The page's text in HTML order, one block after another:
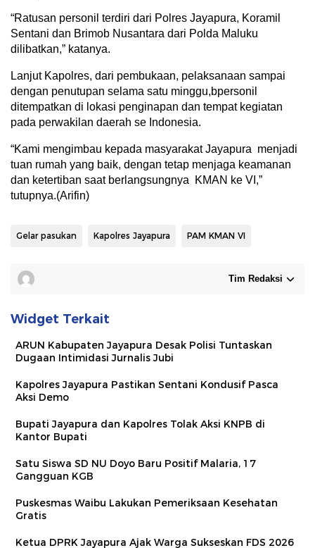
“Ratusan personil terdiri dari Polres Jayapura, Koramil
Sentani dan Brimob Nusantara dari Polda Maluku
dilibatkan,” katanya.
Lanjut Kapolres, dari pembukaan, pelaksanaan sampai
dengan penutupan selama satu minggu,bpersonil
ditempatkan di lokasi penginapan dan tempat kegiatan
pada perwakilan daerah se Indonesia.
“Kami mengimbau kepada masyarakat Jayapura menjadi
tuan rumah yang baik, dengan tetap menjaga keamanan
dan ketertiban saat berlangsungnya KMAN ke VI,”
tutupnya.(Arifin)
Gelar pasukan Kapolres Jayapura PAM KMAN VI
Tim Redaksi
Widget Terkait
ARUN Kabupaten Jayapura Desak Polisi Tuntaskan
Dugaan Intimidasi Jurnalis Jubi
Kapolres Jayapura Pastikan Sentani Kondusif Pasca
Aksi Demo
Bupati Jayapura dan Kapolres Tolak Aksi KNPB di
Kantor Bupati
Satu Siswa SD NU Doyo Baru Positif Malaria, 17
Gangguan KGB
Puskesmas Waibu Lakukan Pemeriksaan Kesehatan
Gratis
Ketua DPRK Jayapura Ajak Warga Sukseskan FDS 2026